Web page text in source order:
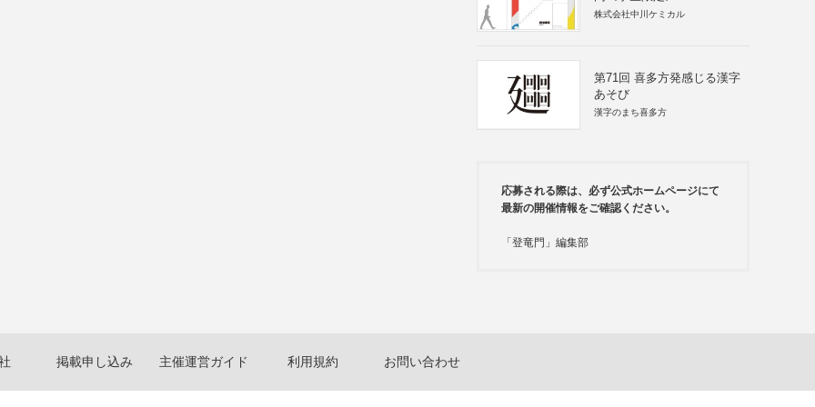
株式会社中川ケミカル
第71回 喜多方発感じる漢字
あそび
漢字のまち喜多方
応募される際は、必ず公式ホームページにて
最新の開催情報をご確認ください。
「登竜門」編集部
掲載申し込み 主催運営ガイド 利用規約 お問い合わせ